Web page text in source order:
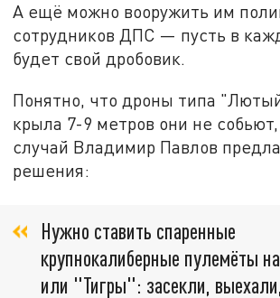
А ещё можно вооружить им
сотрудников ДПС — пусть в
будет свой дробовик.
Понятно, что дроны типа
крыла 7-9 метров они не собьют,
случай Владимир Павлов
решения:
Нужно ставить спаренные
крупнокалиберные пулемёты
или "Тигры": засекли, выехали,